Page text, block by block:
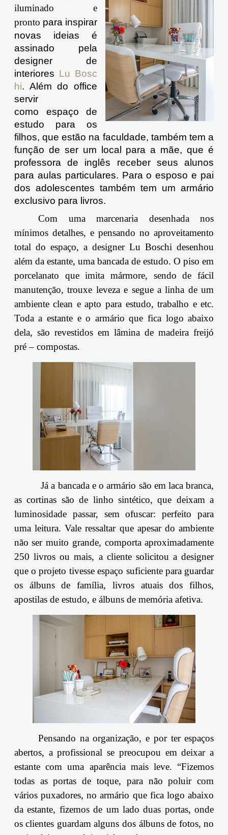
iluminado e
pronto para inspirar
novas ideias é
assinado pela
designer de
interiores Lu Bosc
hi. Além do office
servir
como espaço de
estudo para os
filhos, que estão na faculdade, também tem a
função de ser um local para a mãe, que é
professora de inglês receber seus alunos
para aulas particulares. Para o esposo e pai
dos adolescentes também tem um armário
exclusivo para livros.
Com uma marcenaria desenhada nos
mínimos detalhes, e pensando no aproveitamento
total do espaço, a designerLu Boschi desenhou
além da estante, uma bancada de estudo. O piso em
porcelanato que imita mármore, sendo de fácil
manutenção, trouxe leveza e segue a linha de um
ambiente clean e apto para estudo, trabalho e etc.
Toda a estante e o armário que fica logo abaixo
dela, são revestidos em lâmina de madeira freijó
pré – compostas.
Já a bancada e o armário são em laca branca,
as cortinas são de linho sintético, que deixam a
luminosidade passar, sem ofuscar: perfeito para
uma leitura. Vale ressaltar que apesar do ambiente
não ser muito grande, comporta aproximadamente
250 livros ou mais, a cliente solicitou a designer
que o projeto tivesse espaço suficiente para guardar
os álbuns de família, livros atuais dos filhos,
apostilas de estudo, e álbuns de memória afetiva.
Pensando na organização, e por ter espaços
abertos, a profissional se preocupou em deixar a
estante com uma aparência mais leve. “Fizemos
todas as portas de toque, para não poluir com
vários puxadores, no armário que fica logo abaixo
da estante, fizemos de um lado duas portas, onde
os clientes guardam alguns dos álbuns de fotos, no